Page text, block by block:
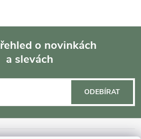
o novinkách
a slevách
ODEBÍRAT